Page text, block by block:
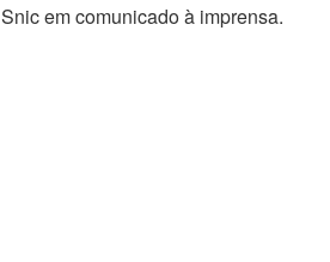
em comunicado à imprensa.